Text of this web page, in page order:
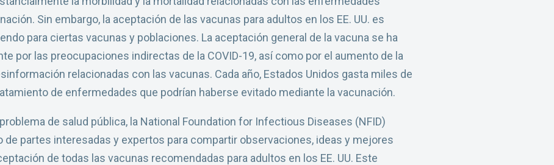
Sin embargo, la aceptación de las vacunas para adultos en los EE. UU. es
para ciertas vacunas y poblaciones. La aceptación general de la vacuna se ha
por las preocupaciones indirectas de la COVID-19, así como por el aumento de la
relacionadas con las vacunas. Cada año, Estados Unidos gasta miles de
de enfermedades que podrían haberse evitado mediante la vacunación.
de salud pública, la National Foundation for Infectious Diseases (NFID)
de partes interesadas y expertos para compartir observaciones, ideas y mejores
de todas las vacunas recomendadas para adultos en los EE. UU. Este